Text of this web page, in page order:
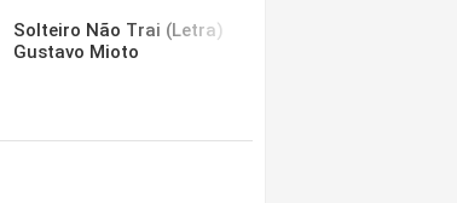
Solteiro Não Trai (Letra)
Gustavo Mioto